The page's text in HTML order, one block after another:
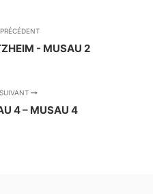
- MUSAU 2
4 – MUSAU 4